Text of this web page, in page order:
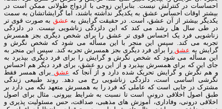
احساسات در کنترلش نیست. بنابراین زوجی با ازدواج طولانی ممکن است در
بیشتر اوقات احساس عشق به یکدیگر نداشته باشند، اما گرایشاتشان به سمت
یکدیگر بیشتر از آن عشق، است. در حقیقت گرایش به عشق به صورت قوی تر
در طی سال هل رشد می کند که این دلزدگی زناشویی نیست. در دلزدگی
زناشویی فرد یک احساس قوی تر عشق را برای شخص دیگری بجز همسرش
تجربه می کند. سپس این منجر با این مسأله می شود که شخص نگرش و
گرایش به عشق را برای فرد دیگری بجز همسرش تجربه کند. سپس این منجر به
این مسأله می شود که شخص نگرش و گرایش را برای فرد دیگری بپذیرد به
جای این که برای همسرش بپذیرد و از این رو عشق، برای فرد دیگر هم احساس
و هم نگرش و گرایش تحریک شده دارد و از آنجا که عشق برای همسر فقط
نگرشی اساسی است، دلزدگی زناشویی رخ می دهد. روند طبیعی زندگی
مشترک در جایی است که عاملی که فرد را به همسرش متعهد نگه می دارد بر
طبق اصول اخلاقی درونی است تا نسبت به شرایط بیرونی. مثال برای اصول
اخلاقی درونی، وفاداری، آموزش های مذهبی، صداقت، حس مسئولیت پذیری و